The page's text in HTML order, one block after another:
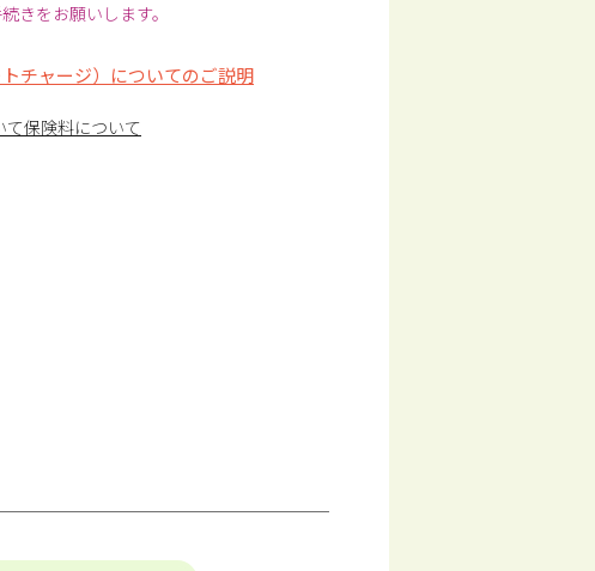
きをお願いします。
チャージ）についてのご説明
て保険料について